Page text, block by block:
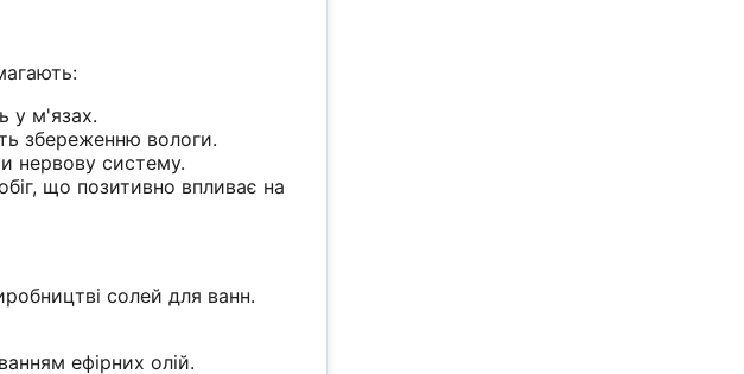
у м'язах.
збереженню вологи.
нервову систему.
що позитивно впливає на
солей для ванн.
ефірних олій.